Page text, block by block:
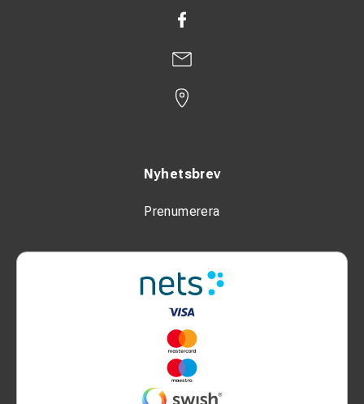
Nyhetsbrev
Prenumerera